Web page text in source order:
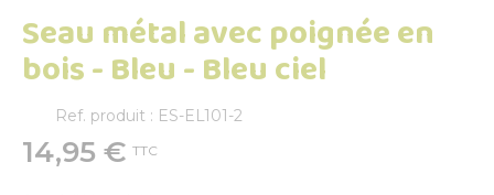
Seau métal avec poignée en
bois - Bleu - Bleu ciel
Ref. produit : ES-EL101-2
14,95 € TTC